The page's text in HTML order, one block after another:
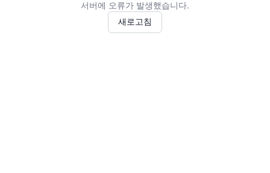
서버에 오류가 발생했습니다.
새로고침